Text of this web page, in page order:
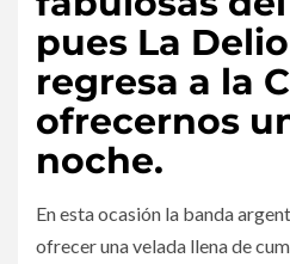
pues La
regresa a la
ofrecernos
noche.
En esta ocasión la banda
ofrecer una velada llena de